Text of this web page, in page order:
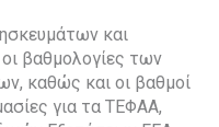
και
βαθμολογίες των
καθώς και οι βαθμοί
για τα ΤΕΦΑΑ,